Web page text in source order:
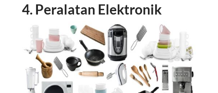
4. Peralatan Elektronik